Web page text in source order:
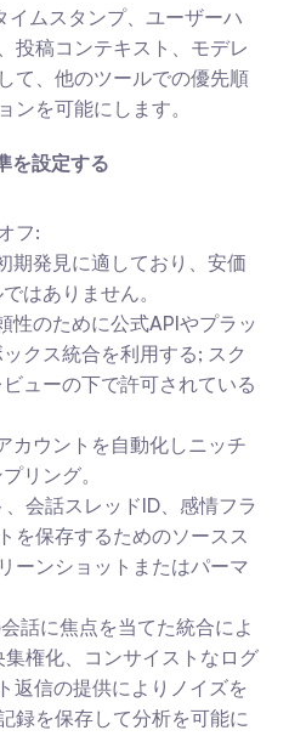
ムスタンプ、ユーザーハ
投稿コンテキスト、モデレ
て、他のツールでの優先順
ンを可能にします。
を設定する
フ:
期発見に適しており、安価
はありません。
性のために公式APIやプラッ
クス統合を利用する; スク
ューの下で許可されている
カウントを自動化しニッチ
リング。
会話スレッドID、感情フラ
を保存するためのソースス
ーンショットまたはパーマ
話に焦点を当てた統合によ
権化、コンサイストなログ
返信の提供によりノイズを
録を保存して分析を可能に